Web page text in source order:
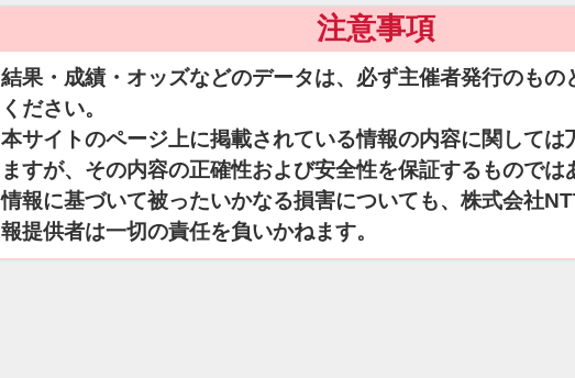
注意事項
結果・成績・オッズなどのデータは、必ず主催者発行のもの
ください。
本サイトのページ上に掲載されている情報の内容に関しては
ますが、その内容の正確性および安全性を保証するものでは
情報に基づいて被ったいかなる損害についても、株式会社
報提供者は一切の責任を負いかねます。